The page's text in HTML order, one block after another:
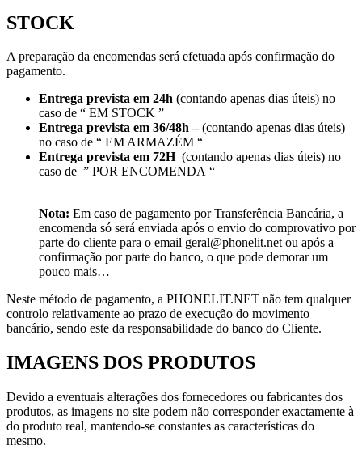
STOCK
A preparação da encomendas será efetuada após confirmação do
pagamento.
Entrega prevista em 24h (contando apenas dias úteis) no
caso de “ EM STOCK ”
Entrega prevista em 36/48h –(contando apenas dias úteis)
no caso de “ EM ARMAZÉM “
Entrega prevista em 72H (contando apenas dias úteis) no
caso de ” POR ENCOMENDA “
Nota: Em caso de pagamento por Transferência Bancária, a
encomenda só será enviada após o envio do comprovativo por
parte do cliente para o email geral@phonelit.netou após a
confirmação por parte do banco, o que pode demorar um
pouco mais…
Neste método de pagamento, a PHONELIT.NET não tem qualquer
controlo relativamente ao prazo de execução do movimento
bancário, sendo este da responsabilidade do banco do Cliente.
IMAGENS DOS PRODUTOS
Devido a eventuais alterações dos fornecedores ou fabricantes dos
produtos, as imagens no site podem não corresponder exactamente à
do produto real, mantendo-se constantes as características do
mesmo.